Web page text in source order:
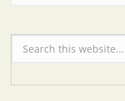
Formulario de